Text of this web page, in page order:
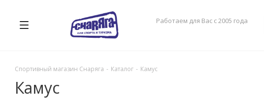
Работаем для Вас с 2005 года
Спортивный магазин Снаряга - Каталог - Камус
Камус